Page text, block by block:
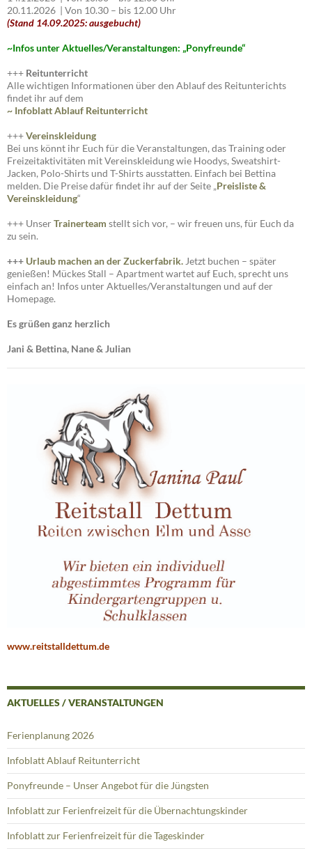
20.11.2026 | Von 10.30 – bis 12.00 Uhr
(Stand 14.09.2025: ausgebucht)
~Infos unter Aktuelles/Veranstaltungen: „Ponyfreunde“
+++ Reitunterricht
Alle wichtigen Informationen über den Ablauf des Reitunterichts
findet ihr auf dem
~ Infoblatt Ablauf Reitunterricht
+++Vereinskleidung
Bei uns könnt ihr Euch für die Veranstaltungen, das Training oder
Freizeitaktivitäten mit Vereinskleidung wie Hoodys, Sweatshirt-
Jacken, Polo-Shirts und T-Shirts ausstatten. Einfach bei Bettina
melden. Die Preise dafür findet ihr auf der Seite „Preisliste&
Vereinskleidung“
+++ UnserTrainerteam stellt sich vor, – wir freuen uns, für Euch da
zu sein.
+++ Urlaub machen an der Zuckerfabrik. Jetzt buchen – später
genießen! Mückes Stall – Apartment wartet auf Euch, sprecht uns
einfach an! Infos unter Aktuelles/Veranstaltungen und auf der
Homepage.
Es grüßen ganz herzlich
Jani & Bettina, Nane & Julian
www.reitstalldettum.de
AKTUELLES / VERANSTALTUNGEN
Ferienplanung 2026
Infoblatt Ablauf Reitunterricht
Ponyfreunde – Unser Angebot für die Jüngsten
Infoblatt zur Ferienfreizeit für die Übernachtungskinder
Infoblatt zur Ferienfreizeit für die Tageskinder